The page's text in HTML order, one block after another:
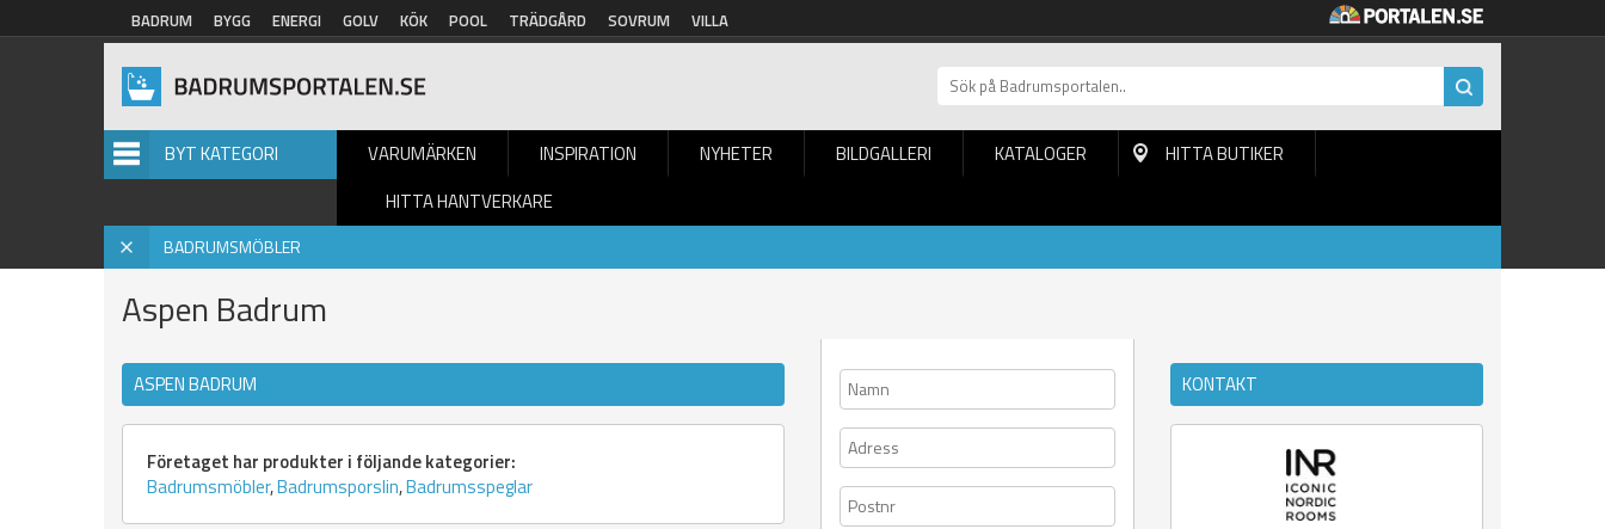
Hoppa till huvudinnehåll
BADRUM BYGG ENERGI GOLV KÖK POOL TRÄDGÅRD SOVRUM VILLA
BYT KATEGORI VARUMÄRKEN INSPIRATION NYHETER BILDGALLERI KATALOGER
HITTA BUTIKER
HITTA HANTVERKARE
BADRUMSMÖBLER
Hem »Badrumsmöbler »Varumärke
Aspen Badrum
ASPEN BADRUM
Företaget har produkter i följande kategorier:
Badrumsmöbler,Badrumsporslin,Badrumsspeglar
KONTAKT